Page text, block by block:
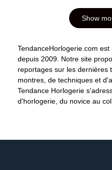
Show
TendanceHorlogerie.com
depuis 2009. Notre site
reportages sur les dernières
montres, de techniques et
Tendance Horlogerie
d'horlogerie, du novice au